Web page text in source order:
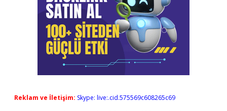
Reklam ve İletişim: Skype: live:.cid.575569c608265c69